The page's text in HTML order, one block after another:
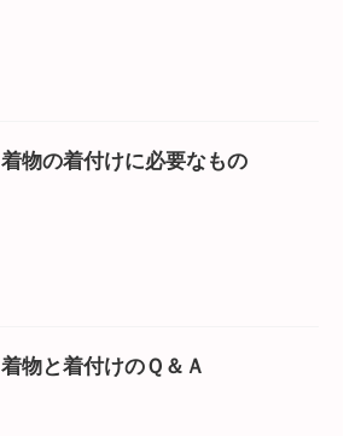
着物の着付けに必要なもの
着物と着付けのＱ＆Ａ